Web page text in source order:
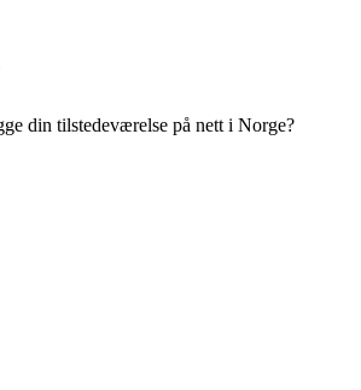
din tilstedeværelse på nett i Norge?